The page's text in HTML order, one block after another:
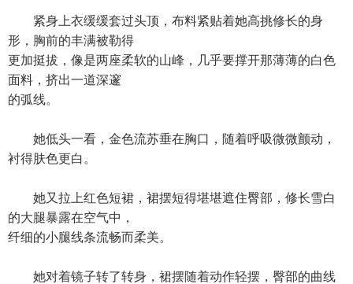
紧身上衣缓缓套过头顶，布料紧贴着她高挑修长的身
形，胸前的丰满被勒得
更加挺拔，像是两座柔软的山峰，几乎要撑开那薄薄的白色
面料，挤出一道深邃
的弧线。
她低头一看，金色流苏垂在胸口，随着呼吸微微颤动，
衬得肤色更白。
她又拉上红色短裙，裙摆短得堪堪遮住臀部，修长雪白
的大腿暴露在空气中，
纤细的小腿线条流畅而柔美。
她对着镜子转了转身，裙摆随着动作轻摆，臀部的曲线